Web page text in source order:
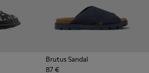
Brutus Sandal
87 €